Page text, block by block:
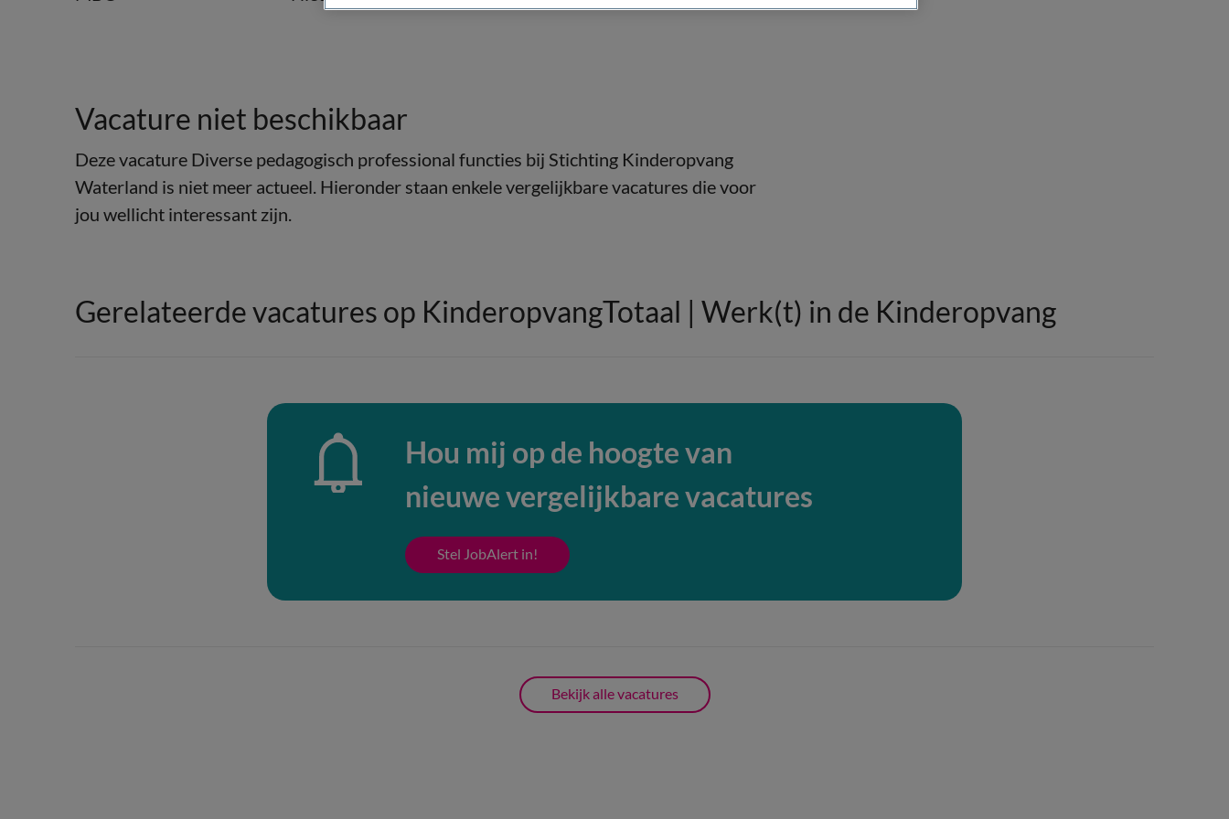
Vacature niet beschikbaar
Deze vacature Diverse pedagogisch professional functies bij Stichting Kinderopvang
Waterland is niet meer actueel. Hieronder staan enkele vergelijkbare vacatures die voor
jou wellicht interessant zijn.
Gerelateerde vacatures op KinderopvangTotaal | Werk(t) in de Kinderopvang
Hou mij op de hoogte van
nieuwe vergelijkbare vacatures
Stel JobAlert in!
Bekijk alle vacatures